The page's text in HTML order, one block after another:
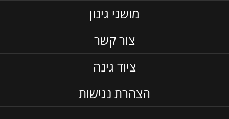
מושגי גינון
צור קשר
ציוד גינה
הצהרת נגישות